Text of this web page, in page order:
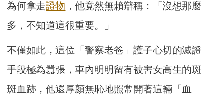
為何拿走證物 ，他竟然無賴辯稱：「沒想那麼
多，不知道這很重要。」
不僅如此，這位「警察老爸」護子心切的滅證
手段極為囂張，車內明明留有被害女高生的斑
斑血跡，他還厚顏無恥地照常開著這輛「血